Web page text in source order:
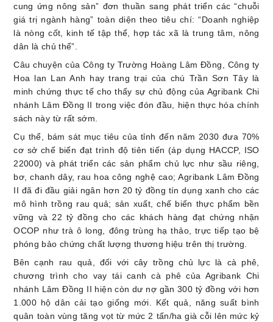
cung ứng nông sản” đơn thuần sang phát triển các “chuỗi
giá trị ngành hàng” toàn diện theo tiêu chí: “Doanh nghiệp
là nòng cốt, kinh tế tập thể, hợp tác xã là trung tâm, nông
dân là chủ thể”.
Câu chuyện của Công ty Trường Hoàng Lâm Đồng, Công ty
Hoa lan Lan Anh hay trang trại của chú Trần Sơn Tây là
minh chứng thực tế cho thấy sự chủ động của Agribank Chi
nhánh Lâm Đồng II trong việc đón đầu, hiện thực hóa chính
sách này từ rất sớm.
Cụ thể, bám sát mục tiêu của tỉnh đến năm 2030 đưa 70%
cơ sở chế biến đạt trình độ tiên tiến (áp dụng HACCP, ISO
22000) và phát triển các sản phẩm chủ lực như sầu riêng,
bơ, chanh dây, rau hoa công nghệ cao; Agribank Lâm Đồng
II đã đi đầu giải ngân hơn 20 tỷ đồng tín dụng xanh cho các
mô hình trồng rau quả; sản xuất, chế biến thực phẩm bền
vững và 22 tỷ đồng cho các khách hàng đạt chứng nhận
OCOP như trà ô long, đông trùng hạ thảo, trực tiếp tạo bệ
phóng bảo chứng chất lượng thương hiệu trên thị trường.
Bên cạnh rau quả, đối với cây trồng chủ lực là cà phê,
chương trình cho vay tái canh cà phê của Agribank Chi
nhánh Lâm Đồng II hiện còn dư nợ gần 300 tỷ đồng với hơn
1.000 hộ dân cải tạo giống mới. Kết quả, năng suất bình
quân toàn vùng tăng vọt từ mức 2 tấn/ha già cỗi lên mức kỷ